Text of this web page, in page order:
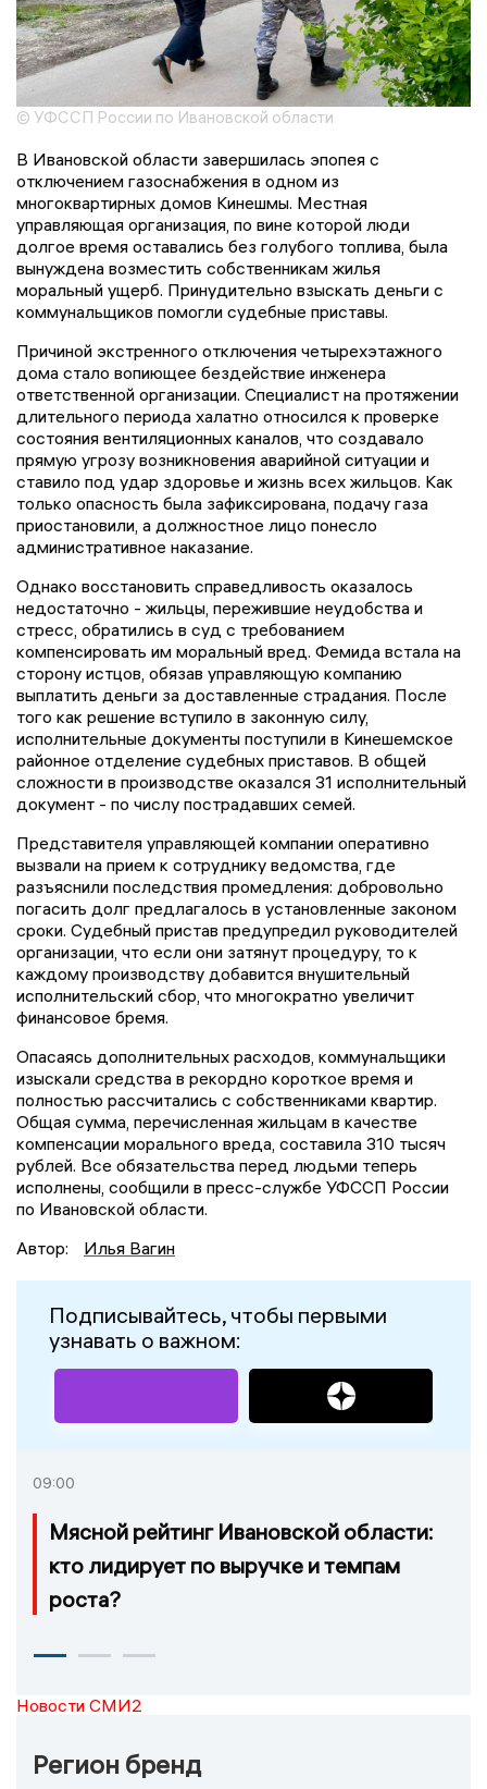
© УФССП России по Ивановской области
В Ивановской области завершилась эпопея с
отключением газоснабжения в одном из
многоквартирных домов Кинешмы. Местная
управляющая организация, по вине которой люди
долгое время оставались без голубого топлива, была
вынуждена возместить собственникам жилья
моральный ущерб. Принудительно взыскать деньги с
коммунальщиков помогли судебные приставы.
Причиной экстренного отключения четырехэтажного
дома стало вопиющее бездействие инженера
ответственной организации. Специалист на протяжении
длительного периода халатно относился к проверке
состояния вентиляционных каналов, что создавало
прямую угрозу возникновения аварийной ситуации и
ставило под удар здоровье и жизнь всех жильцов. Как
только опасность была зафиксирована, подачу газа
приостановили, а должностное лицо понесло
административное наказание.
Однако восстановить справедливость оказалось
недостаточно - жильцы, пережившие неудобства и
стресс, обратились в суд с требованием
компенсировать им моральный вред. Фемида встала на
сторону истцов, обязав управляющую компанию
выплатить деньги за доставленные страдания. После
того как решение вступило в законную силу,
исполнительные документы поступили в Кинешемское
районное отделение судебных приставов. В общей
сложности в производстве оказался 31 исполнительный
документ - по числу пострадавших семей.
Представителя управляющей компании оперативно
вызвали на прием к сотруднику ведомства, где
разъяснили последствия промедления: добровольно
погасить долг предлагалось в установленные законом
сроки. Судебный пристав предупредил руководителей
организации, что если они затянут процедуру, то к
каждому производству добавится внушительный
исполнительский сбор, что многократно увеличит
финансовое бремя.
Опасаясь дополнительных расходов, коммунальщики
изыскали средства в рекордно короткое время и
полностью рассчитались с собственниками квартир.
Общая сумма, перечисленная жильцам в качестве
компенсации морального вреда, составила 310 тысяч
рублей. Все обязательства перед людьми теперь
исполнены, сообщили в пресс-службе УФССП России
по Ивановской области.
Автор:
Илья Вагин
Подписывайтесь, чтобы первыми
узнавать о важном:
09:00
Мясной рейтинг Ивановской области:
кто лидирует по выручке и темпам
роста?
Новости СМИ2
Регион бренд